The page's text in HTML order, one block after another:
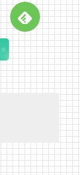
南房総のお